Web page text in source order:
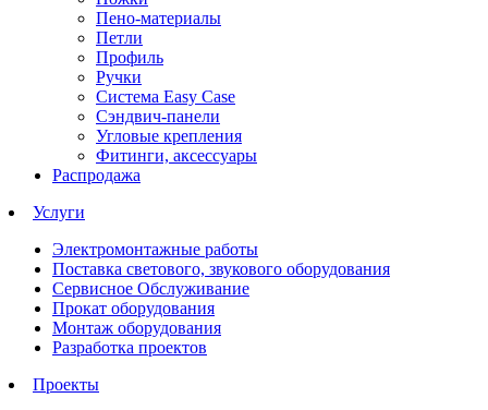
Пено-материалы
Петли
Профиль
Ручки
Система Easy Case
Сэндвич-панели
Угловые крепления
Фитинги, аксессуары
Распродажа
Услуги
Электромонтажные работы
Поставка светового, звукового оборудования
Сервисное Обслуживание
Прокат оборудования
Монтаж оборудования
Разработка проектов
Проекты